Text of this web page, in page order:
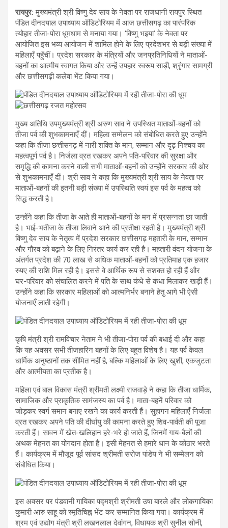
रायपुर: मुख्यमंत्री श्री विष्णु देव साय के नेवता पर राजधानी रायपुर स्थित
पंडित दीनदयाल उपाध्याय ऑडिटोरियम में आज छत्तीसगढ़ का पारंपरिक
त्योहार तीजा-पोरा धूमधाम से मनाया गया। ‘विष्णु भइया’ के नेवता पर
आयोजित इस भव्य आयोजन में शामिल होने के लिए प्रदेशभर से बड़ी संख्या में
महिलाएँ पहुँचीं। प्रदेश सरकार के मंत्रियों और जनप्रतिनिधियों ने माताओं-
बहनों का आत्मीय स्वागत किया और उन्हें उपहार स्वरूप साड़ी, श्रृंगार सामग्री
और छत्तीसगढ़ी कलेवा भेंट किया गया।
मुख्य अतिथि उपमुख्यमंत्री श्री अरुण साव ने उपस्थित माताओं-बहनों को
तीजा पर्व की शुभकामनाएँ दीं। महिला सम्मेलन को संबोधित करते हुए उन्होंने
कहा कि तीजा छत्तीसगढ़ में नारी शक्ति के मान, सम्मान और दृढ़ निश्चय का
महत्वपूर्ण पर्व है। निर्जला व्रत रखकर अपने पति-परिवार की सुरक्षा और
समृद्धि की कामना करने वाली सभी माताओं-बहनों को उन्होंने सरकार की ओर
से शुभकामनाएँ दीं। श्री साव ने कहा कि मुख्यमंत्री श्री साय के नेवता पर
माताओं-बहनों की इतनी बड़ी संख्या में उपस्थिति स्वयं इस पर्व के महत्व को
सिद्ध करती है।
उन्होंने कहा कि तीजा के आते ही माताओं-बहनों के मन में प्रसन्नता छा जाती
है। भाई-भतीजा के तीजा लिवाने आने की प्रतीक्षा रहती है। मुख्यमंत्री श्री
विष्णु देव साय के नेतृत्व में प्रदेश सरकार छत्तीसगढ़ महतारी के मान, सम्मान
और गौरव को बढ़ाने के लिए निरंतर कार्य कर रही है। महतारी वंदन योजना के
अंतर्गत प्रदेश की 70 लाख से अधिक माताओं-बहनों को प्रतिमाह एक हजार
रुपए की राशि मिल रही है। इससे वे आर्थिक रूप से सशक्त हो रही हैं और
घर-परिवार को संचालित करने में पति के साथ कंधे से कंधा मिलाकर खड़ी हैं।
उन्होंने कहा कि सरकार महिलाओं को आत्मनिर्भर बनाने हेतु आगे भी ऐसी
योजनाएँ लाती रहेगी।
कृषि मंत्री श्री रामविचार नेताम ने भी तीजा-पोरा पर्व की बधाई दी और कहा
कि यह अवसर सभी तीजहारिन बहनों के लिए बहुत विशेष है। यह पर्व केवल
धार्मिक अनुष्ठानों तक सीमित नहीं है, बल्कि महिलाओं के लिए खुशी, एकजुटता
और आत्मीयता का प्रतीक है।
महिला एवं बाल विकास मंत्री श्रीमती लक्ष्मी राजवाड़े ने कहा कि तीजा धार्मिक,
सामाजिक और प्राकृतिक सामंजस्य का पर्व है। माता-बहनें परिवार को
जोड़कर स्वर्ग समान बनाए रखने का कार्य करती हैं। सुहागन महिलाएँ निर्जला
व्रत रखकर अपने पति की दीर्घायु की कामना करते हुए शिव-पार्वती की पूजा
करती हैं। सावन में खेत-खलिहान हरे-भरे हो जाते हैं, जिनमें गाय-बैलों की
अथक मेहनत का योगदान होता है। इसी मेहनत से हमारे धान के कोठार भरते
हैं। कार्यक्रम में मौजूद पूर्व सांसद श्रीमती सरोज पांडेय ने भी सम्मेलन को
संबोधित किया।
इस अवसर पर पंडवानी गायिका पद्मश्री श्रीमती उषा बारले और लोकगायिका
कुमारी आरु साहू को स्मृतिचिह्न भेंट कर सम्मानित किया गया। कार्यक्रम में
श्रम एवं उद्योग मंत्री श्री लखनलाल देवांगन, विधायक श्री सुनील सोनी,